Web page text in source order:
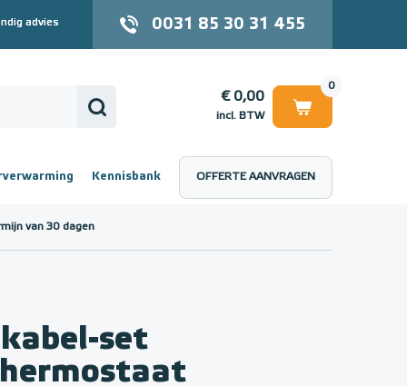
advies 0031 85 30 31 455
0
€ 0,00
incl. BTW
€ 0,00
Kennisbank OFFERTE AANVRAGEN
van 30 dagen
set